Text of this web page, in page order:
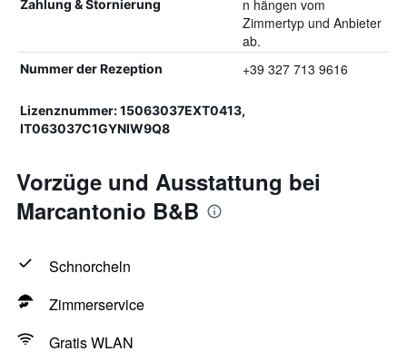
Zahlung & Stornierung
n hängen vom
Zimmertyp und Anbieter
ab.
Nummer der Rezeption +39 327 713 9616
Lizenznummer: 15063037EXT0413,
IT063037C1GYNIW9Q8
Vorzüge und Ausstattung bei
Marcantonio B&B
Schnorcheln
Zimmerservice
Gratis WLAN